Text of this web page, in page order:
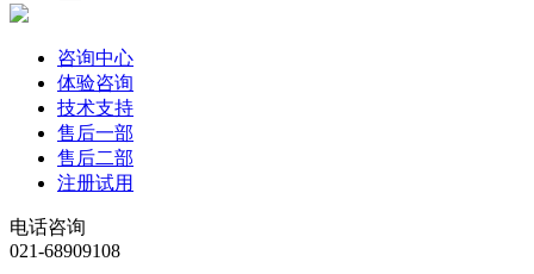
咨询中心
体验咨询
技术支持
售后一部
售后二部
注册试用
电话咨询
021-68909108